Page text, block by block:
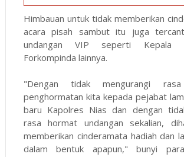
Himbauan untuk tidak memberikan
acara pisah sambut itu juga
undangan VIP seperti Kepala
Forkompinda lainnya.
"Dengan tidak mengurangi
penghormatan kita kepada pejabat
baru Kapolres Nias dan dengan
rasa hormat undangan sekalian,
memberikan cinderamata hadiah dan
dalam bentuk apapun," bunyi